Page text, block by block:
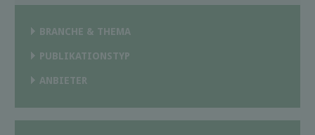
BRANCHE & THEMA
PUBLIKATIONSTYP
ANBIETER